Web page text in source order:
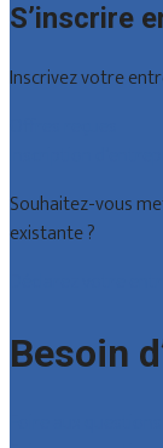
S’inscrire
Inscrivez votre
Souhaitez-vous
existante ?
Besoin